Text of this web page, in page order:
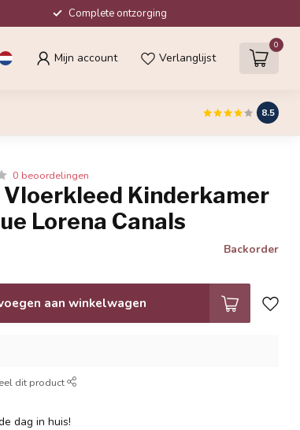
Complete ontzorging
Mijn account Verlanglijst
0
8.5
0 beoordelingen
Vloerkleed Kinderkamer
Lorena Canals
Backorder
aan winkelwagen
dit product
dag in huis!